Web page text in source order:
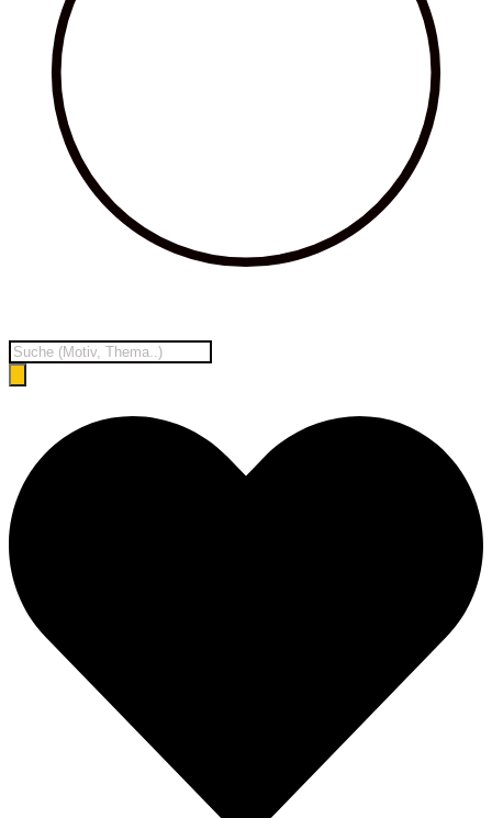
Products
search